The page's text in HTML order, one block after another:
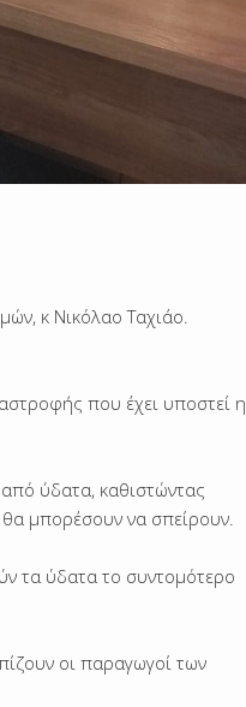
κ Νικόλαο Ταχιάο.
που έχει υποστεί η
ύδατα, καθιστώντας
μπορέσουν να σπείρουν.
τα ύδατα το συντομότερο
οι παραγωγοί των